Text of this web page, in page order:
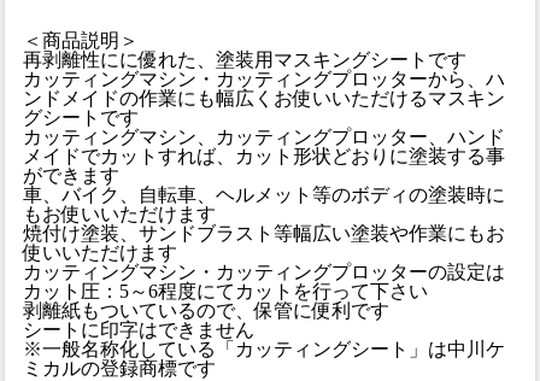
＜商品説明＞
再剥離性にに優れた、塗装用マスキングシートです
カッティングマシン・カッティングプロッターから、ハ
ンドメイドの作業にも幅広くお使いいただけるマスキン
グシートです
カッティングマシン、カッティングプロッター、ハンド
メイドでカットすれば、カット形状どおりに塗装する事
ができます
車、バイク、自転車、ヘルメット等のボディの塗装時に
もお使いいただけます
焼付け塗装、サンドブラスト等幅広い塗装や作業にもお
使いいただけます
カッティングマシン・カッティングプロッターの設定は
カット圧：5～6程度にてカットを行って下さい
剥離紙もついているので、保管に便利です
シートに印字はできません
※一般名称化している「カッティングシート」は中川ケ
ミカルの登録商標です